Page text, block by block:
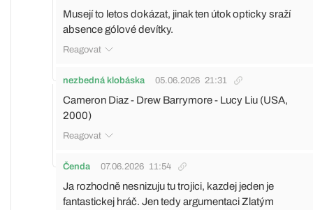
Musejí to letos dokázat, jinak ten útok opticky sraží
absence gólové devítky.
Reagovat
nezbedná klobáska 05.06.2026 21:31
Cameron Diaz - Drew Barrymore - Lucy Liu (USA,
2000)
Reagovat
Čenda 07.06.2026 11:54
Ja rozhodně nesnizuju tu trojici, kazdej jeden je
fantastickej hráč. Jen tedy argumentaci Zlatým